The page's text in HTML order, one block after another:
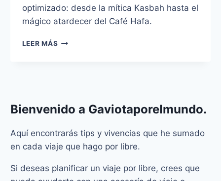
optimizado: desde la mítica Kasbah hasta el
mágico atardecer del Café Hafa.
LEER MÁS ¿QUÉ
DÍA?
Bienvenido a Gaviotaporelmundo.
Aquí encontrarás tips y vivencias que he sumado
en cada viaje que hago por libre.
Si deseas planificar un viaje por libre, crees que